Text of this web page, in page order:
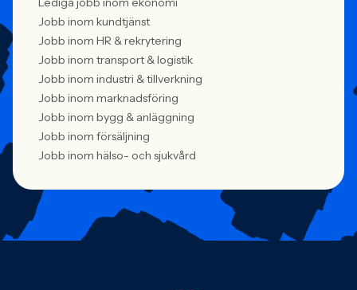
Jobb inom kundtjänst
Jobb inom HR & rekrytering
Jobb inom transport & logistik
Jobb inom industri & tillverkning
Jobb inom marknadsföring
Jobb inom bygg & anläggning
Jobb inom försäljning
Jobb inom hälso- och sjukvård